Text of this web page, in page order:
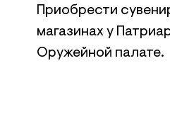
Приобрести
магазинах у
Оружейной палате.